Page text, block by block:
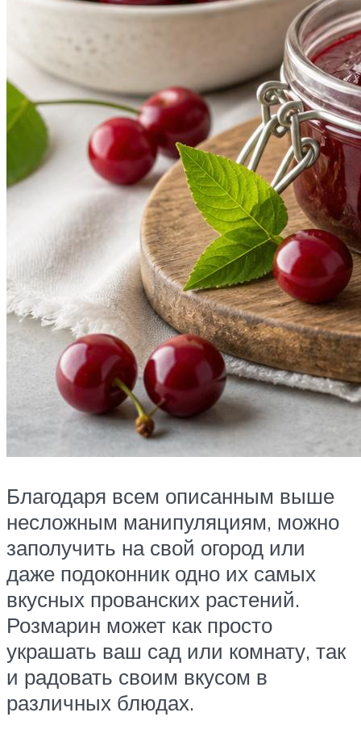
Благодаря всем описанным выше
несложным манипуляциям, можно
заполучить на свой огород или
даже подоконник одно их самых
вкусных прованских растений.
Розмарин может как просто
украшать ваш сад или комнату, так
и радовать своим вкусом в
различных блюдах.